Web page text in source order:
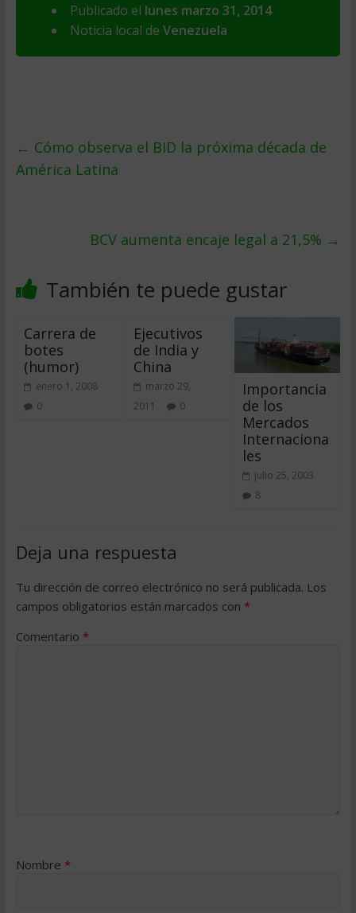
Publicado el lunes marzo 31, 2014
Noticia local de Venezuela
← Cómo observa el BID la próxima década de
América Latina
BCV aumenta encaje legal a 21,5% →
También te puede gustar
Carrera de
botes
(humor)
enero 1, 2008
0
Ejecutivos
de India y
China
marzo 29,
2011
0
Importancia
de los
Mercados
Internaciona
les
julio 25, 2003
8
Deja una respuesta
Tu dirección de correo electrónico no será publicada. Los
campos obligatorios están marcados con *
Comentario *
Nombre *